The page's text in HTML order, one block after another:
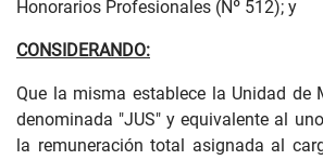
Honorarios Profesionales (Nº 512); y
CONSIDERANDO:
Que la misma establece la Unidad de
denominada "JUS" y equivalente al
la remuneración total asignada al